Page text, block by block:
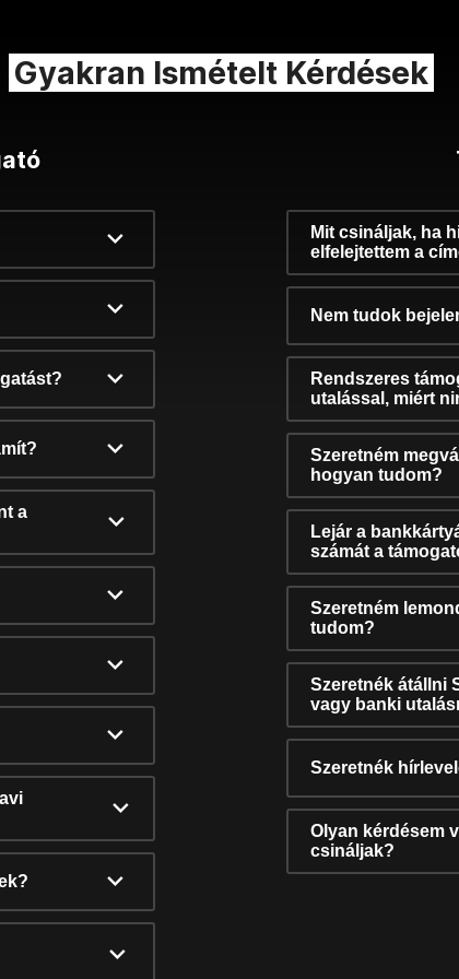
Gyakran Ismételt Kérdések
a
Mit csináljak, ha
elfelejtettem a
Nem tudok
Rendszeres
utalással, miért
Szeretném
hogyan tudom?
Lejár a
számát a
Szeretném
tudom?
Szeretnék átállni
vagy banki
Szeretnék
Olyan kérdésem
csináljak?